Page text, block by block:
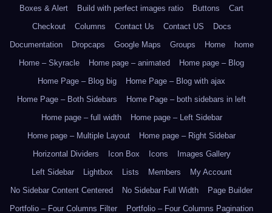
Boxes & Alert
Build with perfect images ratio Buttons
Cart
Checkout
Columns Contact Us Contact US
Docs
Documentation
Dropcaps Google Maps Groups Home
home
Home – Skyracle
Home page – animated
Home page – Blog
Home Page – Blog big
Home Page – Blog with ajax
Home Page – Both Sidebars
Home Page – both sidebars in left
Home page – full width
Home page – Left Sidebar
Home page – Multiple Layout
Home page – Right Sidebar
Horizontal Dividers
Icon Box Icons
Images Gallery
Left Sidebar
Lightbox Lists Members
My Account
No Sidebar Content Centered
No Sidebar Full Width
Page Builder
Portfolio – Four Columns Filter
Portfolio – Four Columns Pagination